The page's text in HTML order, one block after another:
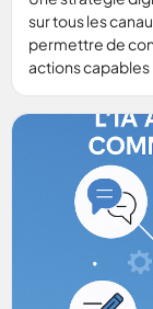
sur tous les
permettre de
actions capables